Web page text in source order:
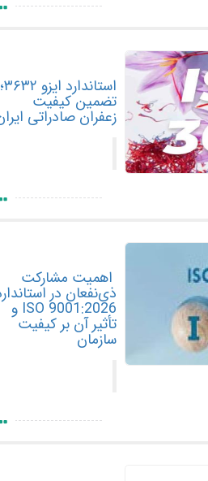
استاندارد ایزو ۳۶۳۲؛
تضمین کیفیت
زعفران صادراتی ایران
اهمیت مشارکت
ذی‌نفعان در استاندارد
ISO 9001:2026 و
تأثیر آن بر کیفیت
سازمان